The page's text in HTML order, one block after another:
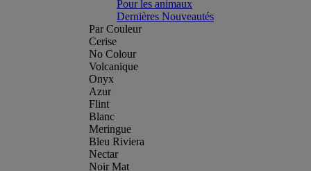
Pour les animaux
Dernières Nouveautés
Par Couleur
Cerise
No Colour
Volcanique
Onyx
Azur
Flint
Blanc
Meringue
Bleu Riviera
Nectar
Noir Mat